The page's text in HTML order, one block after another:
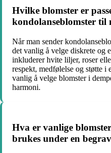
Hvilke blomster er
kondolanseblomster til
Når man sender
det vanlig å velge diskrete og
inkluderer hvite liljer, roser
respekt, medfølelse og støtte i
vanlig å velge blomster i
harmoni.
Hva er vanlige
brukes under en